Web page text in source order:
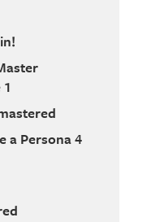
a Persona 4